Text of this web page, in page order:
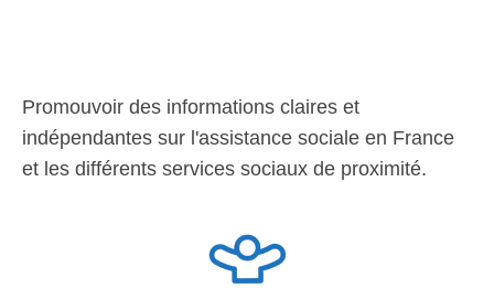
Promouvoir des informations claires et
indépendantes sur l'assistance sociale en France
et les différents services sociaux de proximité.